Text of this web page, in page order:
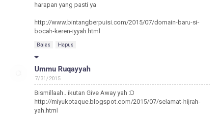
harapan yang pasti ya
http://www.bintangberpuisi.com/2015/07/domain-baru-si-
bocah-keren-iyyah.html
Balas Hapus
Ummu Ruqayyah
7/31/2015
Bismillaah.. ikutan Give Away yah :D
http://miyukotaque.blogspot.com/2015/07/selamat-hijrah-
yah.html